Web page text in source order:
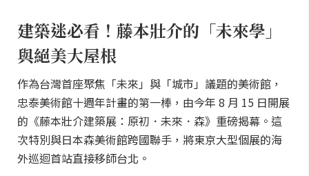
建築迷必看！藤本壯介的「未來學」
與絕美大屋根
作為台灣首座聚焦「未來」與「城市」議題的美術館，
忠泰美術館十週年計畫的第一棒，由今年 8 月 15 日開展
的《藤本壯介建築展：原初．未來．森》重磅揭幕。這
次特別與日本森美術館跨國聯手，將東京大型個展的海
外巡迴首站直接移師台北。